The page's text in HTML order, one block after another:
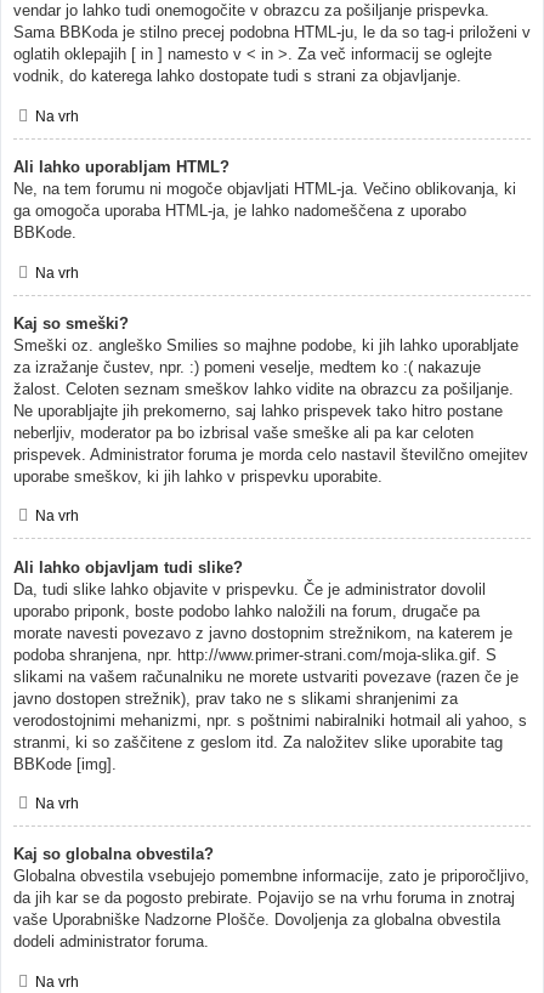
vendar jo lahko tudi onemogočite v obrazcu za pošiljanje prispevka.
Sama BBKoda je stilno precej podobna HTML-ju, le da so tag-i priloženi v
oglatih oklepajih [ in ] namesto v < in >. Za več informacij se oglejte
vodnik, do katerega lahko dostopate tudi s strani za objavljanje.
Na vrh
Ali lahko uporabljam HTML?
Ne, na tem forumu ni mogoče objavljati HTML-ja. Večino oblikovanja, ki
ga omogoča uporaba HTML-ja, je lahko nadomeščena z uporabo
BBKode.
Na vrh
Kaj so smeški?
Smeški oz. angleško Smilies so majhne podobe, ki jih lahko uporabljate
za izražanje čustev, npr. :) pomeni veselje, medtem ko :( nakazuje
žalost. Celoten seznam smeškov lahko vidite na obrazcu za pošiljanje.
Ne uporabljajte jih prekomerno, saj lahko prispevek tako hitro postane
neberljiv, moderator pa bo izbrisal vaše smeške ali pa kar celoten
prispevek. Administrator foruma je morda celo nastavil številčno omejitev
uporabe smeškov, ki jih lahko v prispevku uporabite.
Na vrh
Ali lahko objavljam tudi slike?
Da, tudi slike lahko objavite v prispevku. Če je administrator dovolil
uporabo priponk, boste podobo lahko naložili na forum, drugače pa
morate navesti povezavo z javno dostopnim strežnikom, na katerem je
podoba shranjena, npr. http://www.primer-strani.com/moja-slika.gif. S
slikami na vašem računalniku ne morete ustvariti povezave (razen če je
javno dostopen strežnik), prav tako ne s slikami shranjenimi za
verodostojnimi mehanizmi, npr. s poštnimi nabiralniki hotmail ali yahoo, s
stranmi, ki so zaščitene z geslom itd. Za naložitev slike uporabite tag
BBKode [img].
Na vrh
Kaj so globalna obvestila?
Globalna obvestila vsebujejo pomembne informacije, zato je priporočljivo,
da jih kar se da pogosto prebirate. Pojavijo se na vrhu foruma in znotraj
vaše Uporabniške Nadzorne Plošče. Dovoljenja za globalna obvestila
dodeli administrator foruma.
Na vrh